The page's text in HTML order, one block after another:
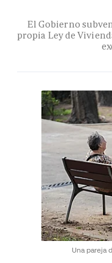
El Gobierno
propia Ley de
Una pareja